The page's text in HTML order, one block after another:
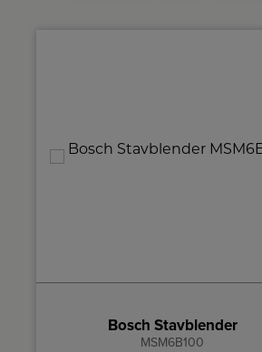
Bosch Stavblender
MSM6B100